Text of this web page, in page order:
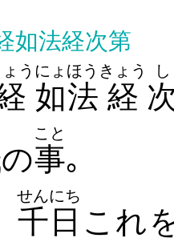
如法経次第
う
如法
にょほう
経
きょう し
の事
こと
｡
千日
せんにち
これ